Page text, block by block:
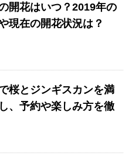
開花はいつ？2019年の
現在の開花状況は？
桜とジンギスカンを満
、予約や楽しみ方を徹